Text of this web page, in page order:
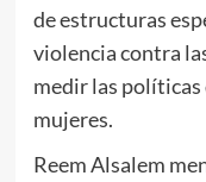
de estructuras
violencia contra
medir las políticas
mujeres.
Reem Alsalem